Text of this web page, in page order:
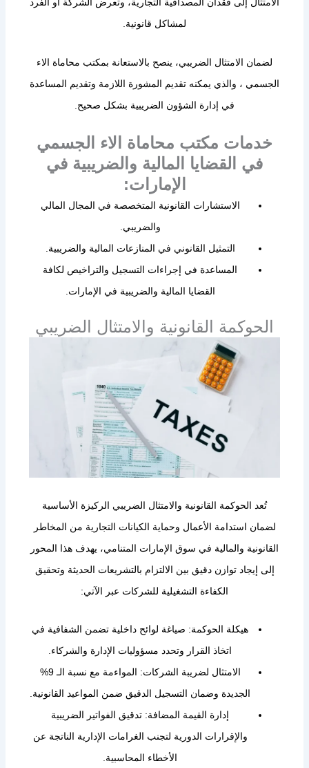
لمشاكل قانونية.
لضمان الامتثال الضريبي، ينصح بالاستعانة بمكتب محاماة الاء
الجسمي ، والذي يمكنه تقديم المشورة اللازمة وتقديم المساعدة
في إدارة الشؤون الضريبية بشكل صحيح.
خدمات مكتب محاماة الاء الجسمي
في القضايا المالية والضريبية في
الإمارات:
الاستشارات القانونية المتخصصة في المجال المالي
والضريبي.
التمثيل القانوني في المنازعات المالية والضريبية.
المساعدة في إجراءات التسجيل والتراخيص لكافة
القضايا المالية والضريبية في الإمارات.
الحوكمة القانونية والامتثال الضريبي
تُعد الحوكمة القانونية والامتثال الضريبي الركيزة الأساسية
لضمان استدامة الأعمال وحماية الكيانات التجارية من المخاطر
القانونية والمالية في سوق الإمارات المتنامي، يهدف هذا المحور
إلى إيجاد توازن دقيق بين الالتزام بالتشريعات الحديثة وتحقيق
الكفاءة التشغيلية للشركات عبر الآتي:
هيكلة الحوكمة: صياغة لوائح داخلية تضمن الشفافية في
اتخاذ القرار وتحدد مسؤوليات الإدارة والشركاء.
الامتثال لضريبة الشركات: المواءمة مع نسبة الـ 9%
الجديدة وضمان التسجيل الدقيق ضمن المواعيد القانونية.
إدارة القيمة المضافة: تدقيق الفواتير الضريبية
والإقرارات الدورية لتجنب الغرامات الإدارية الناتجة عن
الأخطاء المحاسبية.